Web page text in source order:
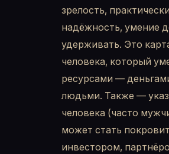
зрелость,
надёжность, умение
удерживать. Это
человека, который
ресурсами —
людьми. Также —
человека (часто
может стать
инвестором,